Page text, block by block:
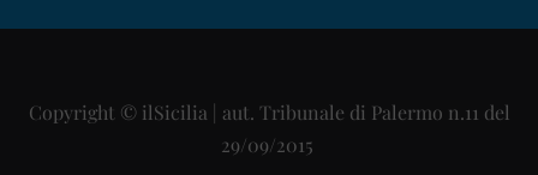
Copyright © ilSicilia | aut. Tribunale di Palermo n.11 del
29/09/2015